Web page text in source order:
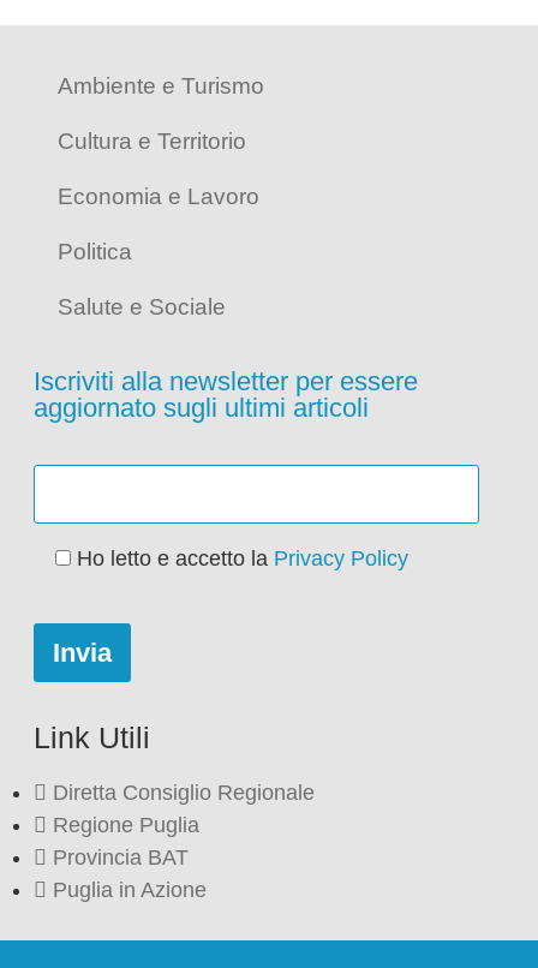
Ambiente e Turismo
Cultura e Territorio
Economia e Lavoro
Politica
Salute e Sociale
Iscriviti alla newsletter per essere
aggiornato sugli ultimi articoli
Ho letto e accetto la Privacy Policy
Link Utili
Diretta Consiglio Regionale
Regione Puglia
Provincia BAT
Puglia in Azione